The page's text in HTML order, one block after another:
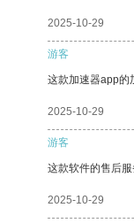
2025-10-29
游客
这款加速器app的
2025-10-29
游客
这款软件的售后服
2025-10-29